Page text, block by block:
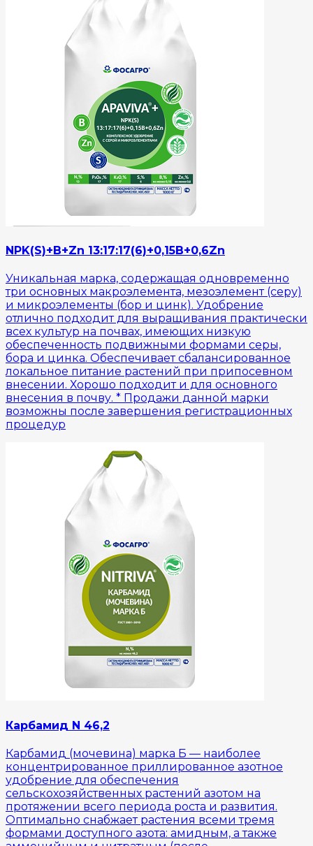
NPK(S)+B+Zn 13:17:17(6)+0,15B+0,6Zn
Уникальная марка, содержащая одновременно
три основных макроэлемента, мезоэлемент (серу)
и микроэлементы (бор и цинк). Удобрение
отлично подходит для выращивания практически
всех культур на почвах, имеющих низкую
обеспеченность подвижными формами серы,
бора и цинка. Обеспечивает сбалансированное
локальное питание растений при припосевном
внесении. Хорошо подходит и для основного
внесения в почву. * Продажи данной марки
возможны после завершения регистрационных
процедур
Карбамид N 46,2
Карбамид (мочевина) марка Б — наиболее
концентрированное приллированное азотное
удобрение для обеспечения
сельскохозяйственных растений азотом на
протяжении всего периода роста и развития.
Оптимально снабжает растения всеми тремя
формами доступного азота: амидным, а также